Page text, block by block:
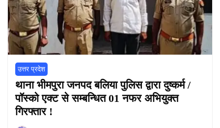
उत्तर प्रदेश
थाना भीमपुरा जनपद बलिया पुलिस द्वारा दुष्कर्म /
पॉस्को एक्ट से सम्बन्धित 01 नफर अभियुक्त
गिरफ्तार !